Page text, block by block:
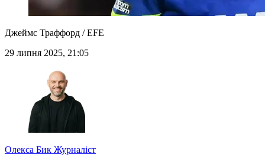
Джеймс Траффорд / EFE
29 липня 2025, 21:05
Олекса Бик Журналіст